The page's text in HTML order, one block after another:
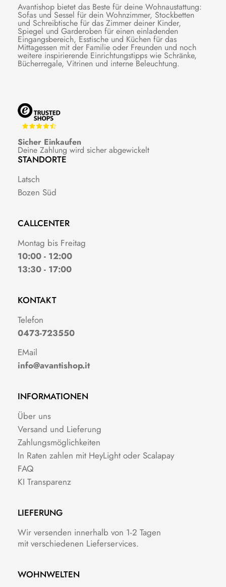
Avantishop bietet das Beste für deine Wohnaustattung:
Sofas und Sessel für dein Wohnzimmer, Stockbetten
und Schreibtische für das Zimmer deiner Kinder,
Spiegel und Garderoben für einen einladenden
Eingangsbereich, Esstische und Küchen für das
Mittagessen mit der Familie oder Freunden und noch
weitere inspirierende Einrichtungstipps wie Schränke,
Bücherregale, Vitrinen und interne Beleuchtung.
Sicher Einkaufen
Deine Zahlung wird sicher abgewickelt
STANDORTE
Latsch
Bozen Süd
CALLCENTER
Montag bis Freitag
10:00 - 12:00
13:30 - 17:00
KONTAKT
Telefon
0473-723550
EMail
info@avantishop.it
INFORMATIONEN
Über uns
Versand und Lieferung
Zahlungsmöglichkeiten
In Raten zahlen mit HeyLight oder Scalapay
FAQ
KI Transparenz
LIEFERUNG
Wir versenden innerhalb von 1-2 Tagen
mit verschiedenen Lieferservices.
WOHNWELTEN